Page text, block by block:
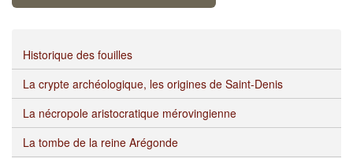
Historique des fouilles
La crypte archéologique, les origines de Saint-Denis
La nécropole aristocratique mérovingienne
La tombe de la reine Arégonde